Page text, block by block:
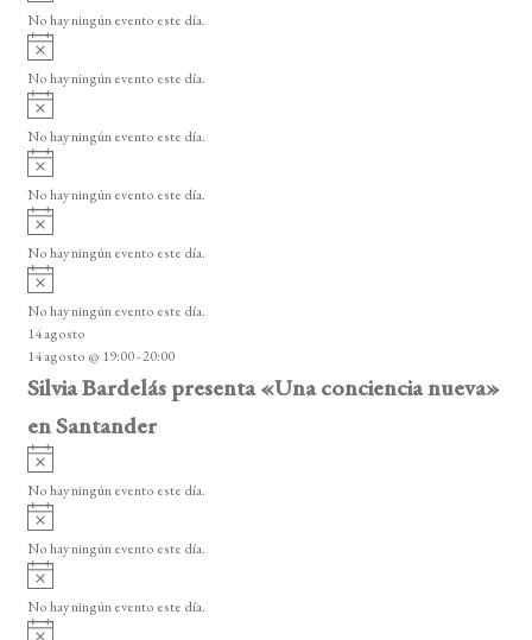
v
e
n
t
o
s
o
v
i
o
No hay ningún evento este día.
A
v
i
o
No hay ningún evento este día.
A
v
i
o
No hay ningún evento este día.
A
v
i
o
No hay ningún evento este día.
A
v
i
o
No hay ningún evento este día.
A
v
i
s
o
No hay ningún evento este día.
14 agosto
14 agosto @ 19:00-20:00
Silvia Bardelás presenta «Una conciencia nueva»
en Santander
A
v
i
o
No hay ningún evento este día.
A
v
i
o
No hay ningún evento este día.
A
v
i
No hay ningún evento este día.
A